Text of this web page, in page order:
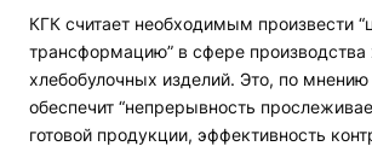
КГК считает необходимым произвести
трансформацию” в сфере производства
хлебобулочных изделий. Это, по
обеспечит “непрерывность
готовой продукции, эффективность